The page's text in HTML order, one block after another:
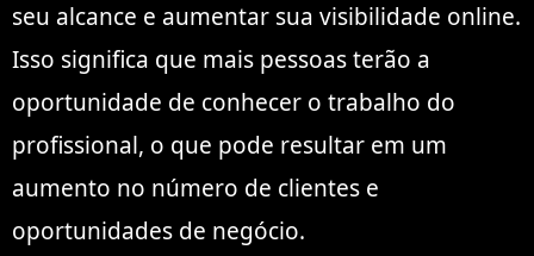
seu alcance e aumentar sua visibilidade online.
Isso significa que mais pessoas terão a
oportunidade de conhecer o trabalho do
profissional, o que pode resultar em um
aumento no número de clientes e
oportunidades de negócio.